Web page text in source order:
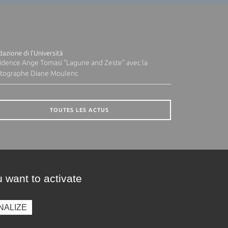
di l'Università
Ange Tomasi "Lagune and Zeste" avec la
Diane Moulenc
TOUTES LES ACTUS
want to activate